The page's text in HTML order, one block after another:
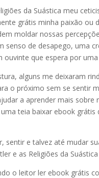
da Suástica meu
grátis minha paixão ou
moldar nossas
senso de desapego, uma
ouvinte que espera por
alguns me deixaram
o próximo sem se sentir
a aprender mais
teia baixar ebook
sentir e talvez até mudar
e as Religiões da
o leitor ler ebook grátis